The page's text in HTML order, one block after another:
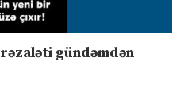
gündəmdən